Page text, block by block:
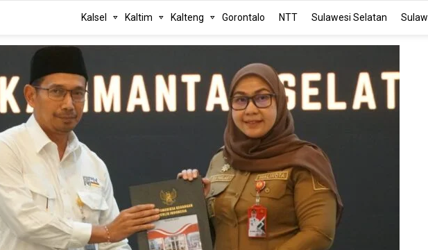
Kalsel Kaltim Kalteng Gorontalo NTT Sulawesi Selatan